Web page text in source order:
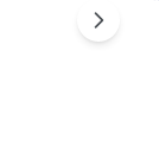
Next